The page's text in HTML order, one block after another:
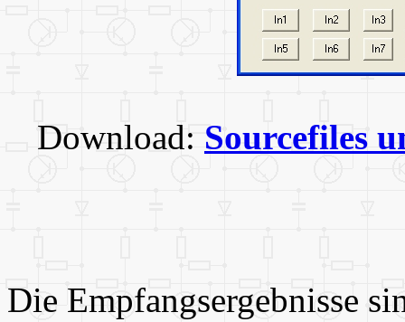
Download: Sourcefiles
Die Empfangsergebnisse